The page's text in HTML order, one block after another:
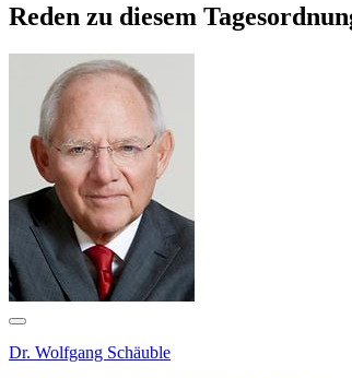
Reden zu diesem
Dr. Wolfgang Schäuble